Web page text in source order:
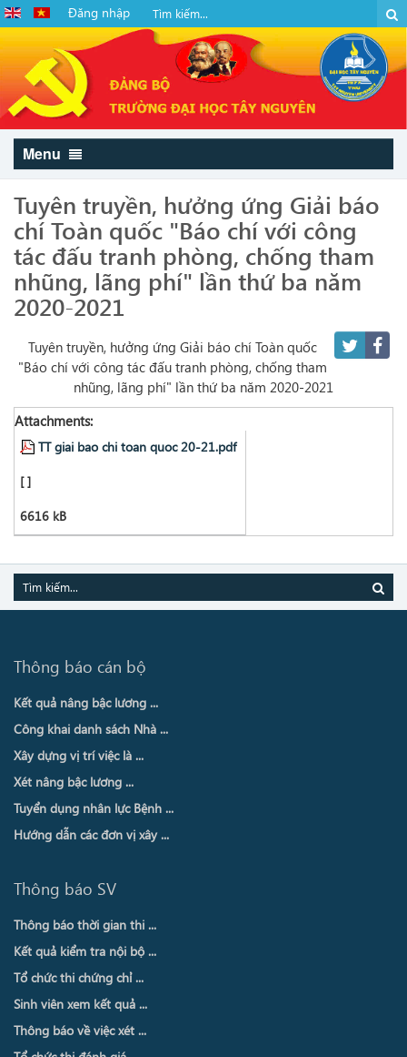
Đăng nhập
Menu
Tuyên truyền, hưởng ứng Giải báo
chí Toàn quốc "Báo chí với công
tác đấu tranh phòng, chống tham
nhũng, lãng phí" lần thứ ba năm
2020-2021
Tuyên truyền, hưởng ứng Giải báo chí Toàn quốc
"Báo chí với công tác đấu tranh phòng, chống tham
nhũng, lãng phí" lần thứ ba năm 2020-2021
Attachments:
TT giai bao chi toan quoc 20-21.pdf
[ ]
6616 kB
Thông báo cán bộ
Kết quả nâng bậc lương ...
Công khai danh sách Nhà ...
Xây dựng vị trí việc là ...
Xét nâng bậc lương ...
Tuyển dụng nhân lực Bệnh ...
Hướng dẫn các đơn vị xây ...
Thông báo SV
Thông báo thời gian thi ...
Kết quả kiểm tra nội bộ ...
Tổ chức thi chứng chỉ ...
Sinh viên xem kết quả ...
Thông báo về việc xét ...